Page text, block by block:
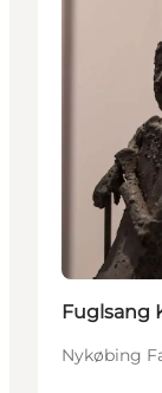
Fuglsang
Nykøbing